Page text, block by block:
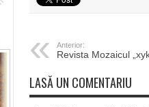
Anterior:
Revista Mozaicul
LASĂ UN COMENTARIU